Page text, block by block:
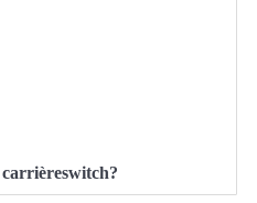
carrièreswitch?